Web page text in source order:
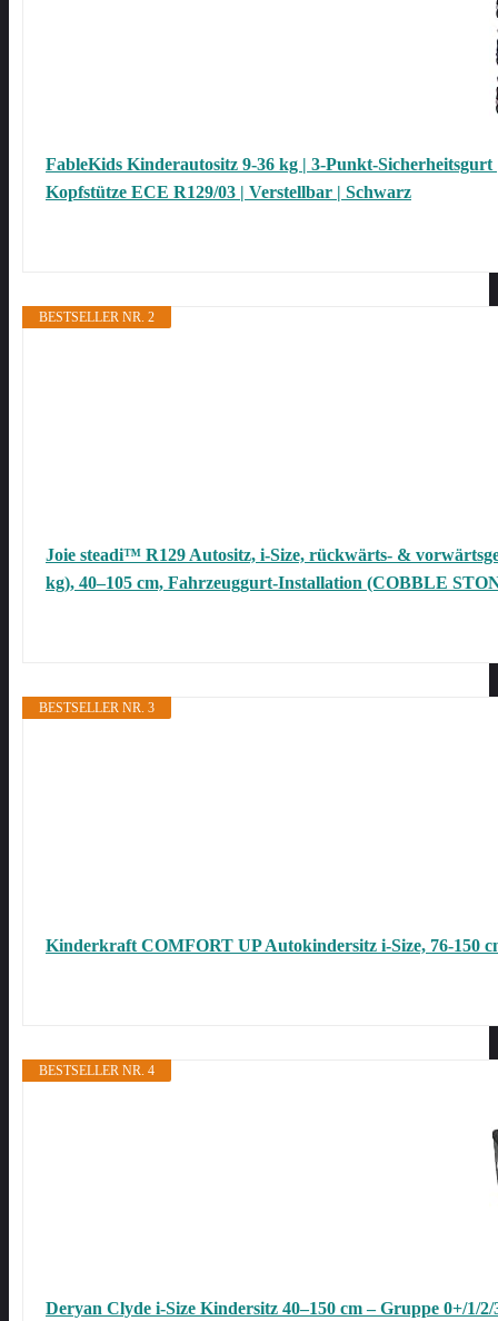
FableKids Kinderautositz 9-36 kg | 3-Punkt-
Kopfstütze ECE R129/03 | Verstellbar | Schwarz
BESTSELLER NR. 2
Joie steadi™ R129 Autositz, i-Size, rückwärts- &
kg), 40–105 cm, Fahrzeuggurt-Installation (COBBLE
BESTSELLER NR. 3
Kinderkraft COMFORT UP Autokindersitz i-Size, 76-150
BESTSELLER NR. 4
Deryan Clyde i-Size Kindersitz 40–150 cm – Gruppe 0+/1/